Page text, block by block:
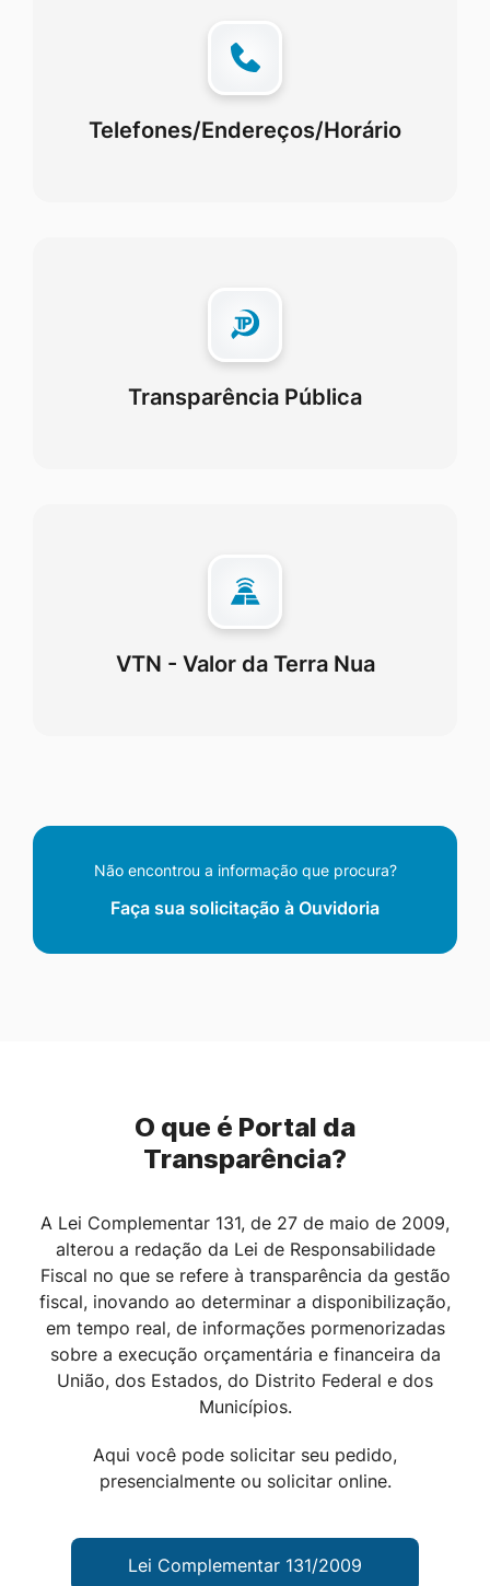
Telefones/Endereços/Horário
Transparência Pública
VTN - Valor da Terra Nua
Não encontrou a informação que procura?
Faça sua solicitação à Ouvidoria
O que é Portal da
Transparência?
A Lei Complementar 131, de 27 de maio de 2009,
alterou a redação da Lei de Responsabilidade
Fiscal no que se refere à transparência da gestão
fiscal, inovando ao determinar a disponibilização,
em tempo real, de informações pormenorizadas
sobre a execução orçamentária e financeira da
União, dos Estados, do Distrito Federal e dos
Municípios.
Aqui você pode solicitar seu pedido,
presencialmente ou solicitar online.
Lei Complementar 131/2009